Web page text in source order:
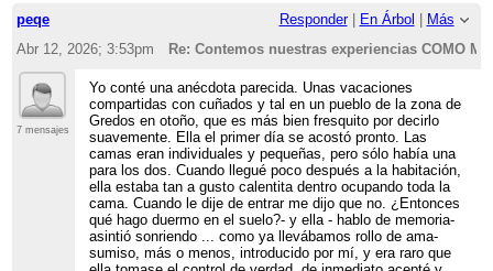
peqe Responder| En Árbol | Más
Abr 12, 2026; 3:53pm
Re: Contemos nuestras experiencias COMO MI
7 mensajes
Yo conté una anécdota parecida. Unas vacaciones
compartidas con cuñados y tal en un pueblo de la zona de
Gredos en otoño, que es más bien fresquito por decirlo
suavemente. Ella el primer día se acostó pronto. Las
camas eran individuales y pequeñas, pero sólo había una
para los dos. Cuando llegué poco después a la habitación,
ella estaba tan a gusto calentita dentro ocupando toda la
cama. Cuando le dije de entrar me dijo que no. ¿Entonces
qué hago duermo en el suelo?- y ella - hablo de memoria-
asintió sonriendo ... como ya llevábamos rollo de ama-
sumiso, más o menos, introducido por mí, y era raro que